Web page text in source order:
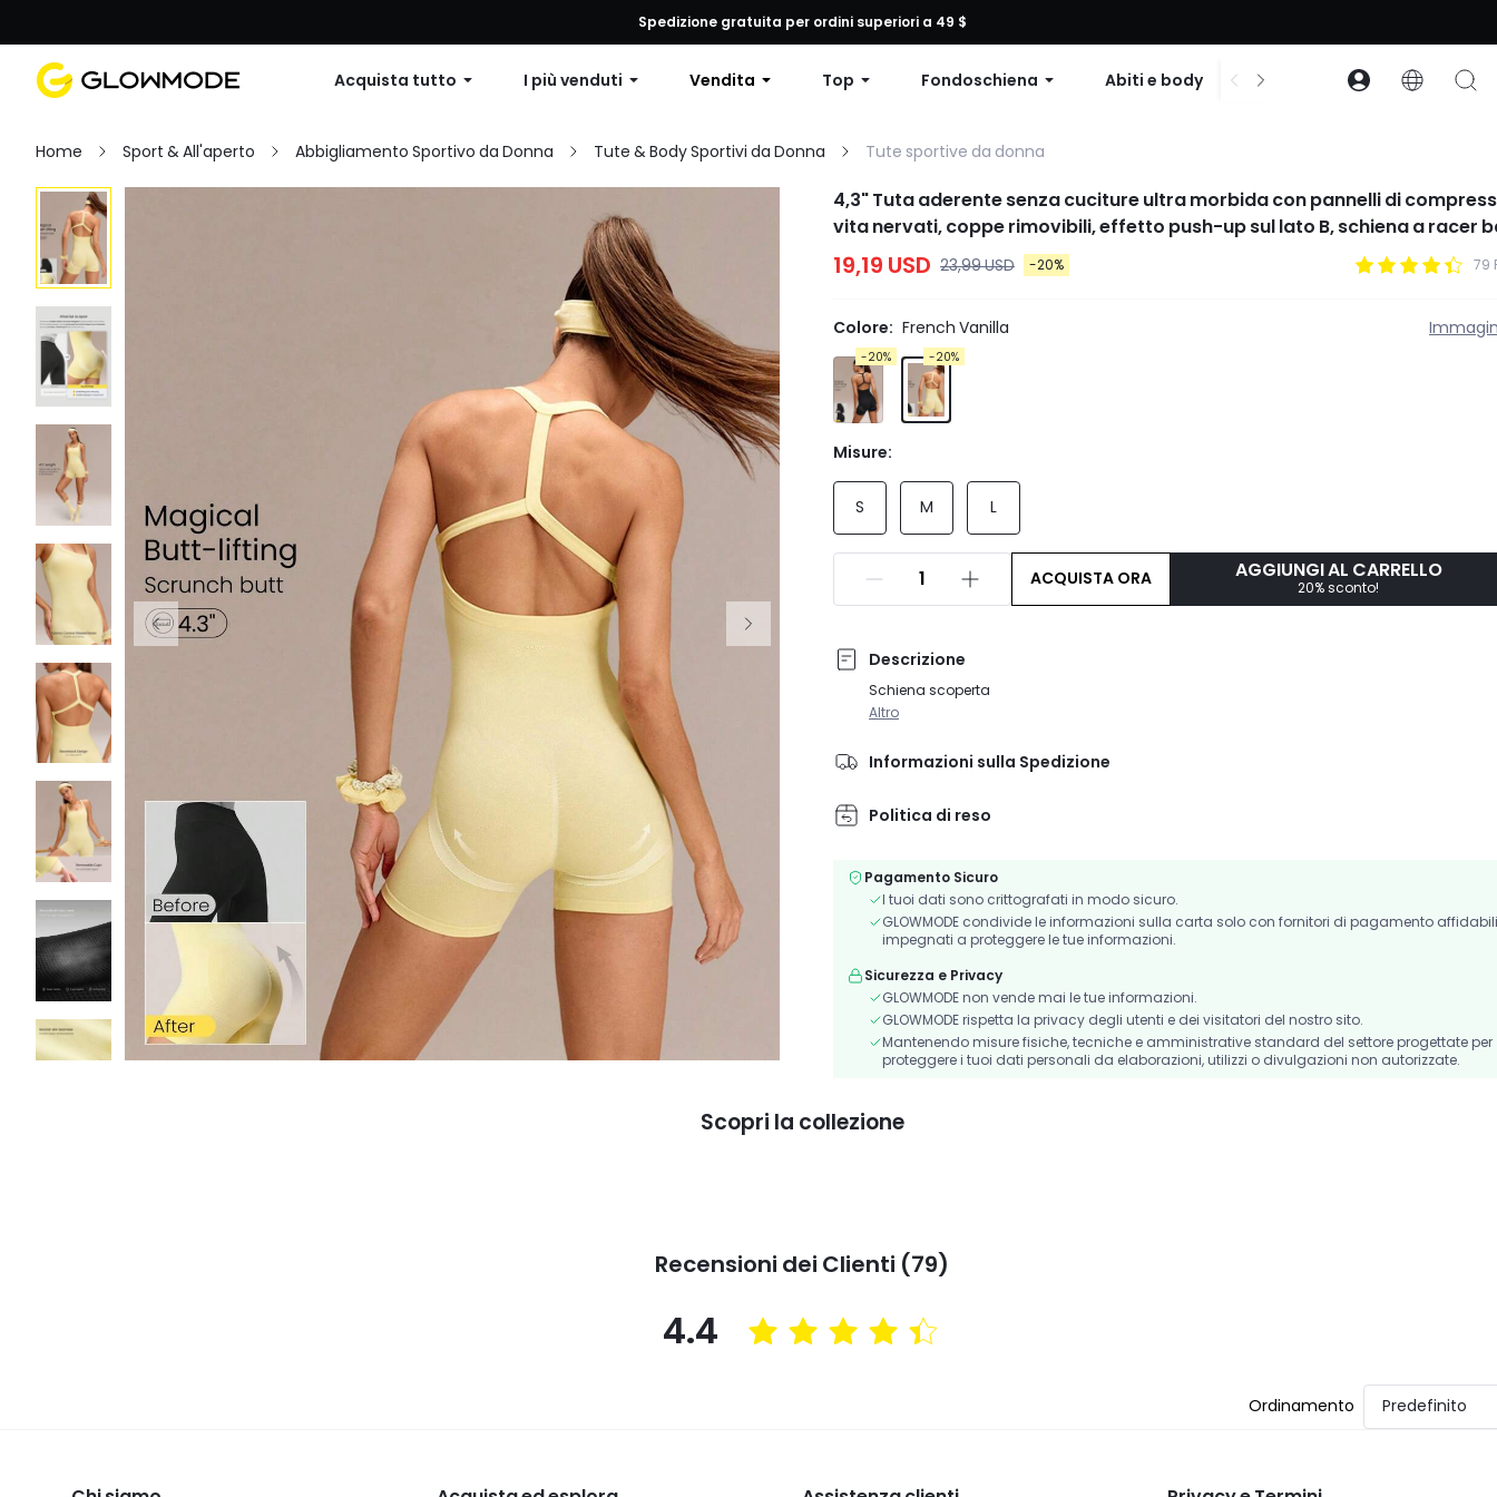
Primo ordine: 10% di sconto su qualsiasi ordine, 12% di sconto su ordini superiori a $79 o 15% di sconto su ordini superiori a $99 | Codice: GLOWNEW
Spedizione gratuita per ordini superiori a 49 $
Acquista tutto I più venduti Vendita Top Fondoschiena Abiti e body Accessori
Home Sport & All'aperto Abbigliamento Sportivo da Donna Tute & Body Sportivi da Donna Tute sportive da donna
4,3" Tuta aderente senza cuciture ultra morbida con pannelli di
vita nervati, coppe rimovibili, effetto push-up sul lato B, schiena a racer
adatta per allenamento, corsa, palestra, yoga, uso quotidiano
19,19 USD 23,99 USD -20% 79
Colore: French Vanilla
-20% -20%
Misure:
S M L
ACQUISTA ORA AGGIUNGI AL CARRELLO
20% sconto!
Descrizione
Schiena scoperta
Altro
Informazioni sulla Spedizione
Politica di reso
Pagamento Sicuro
I tuoi dati sono crittografati in modo sicuro.
GLOWMODE condivide le informazioni sulla carta solo con fornitori di pagamento affidabili
impegnati a proteggere le tue informazioni.
Sicurezza e Privacy
GLOWMODE non vende mai le tue informazioni.
GLOWMODE rispetta la privacy degli utenti e dei visitatori del nostro sito.
Mantenendo misure fisiche, tecniche e amministrative standard del settore progettate per
proteggere i tuoi dati personali da elaborazioni, utilizzi o divulgazioni non autorizzate.
Scopri la collezione
Recensioni dei Clienti (79)
4.4
Ordinamento Predefinito